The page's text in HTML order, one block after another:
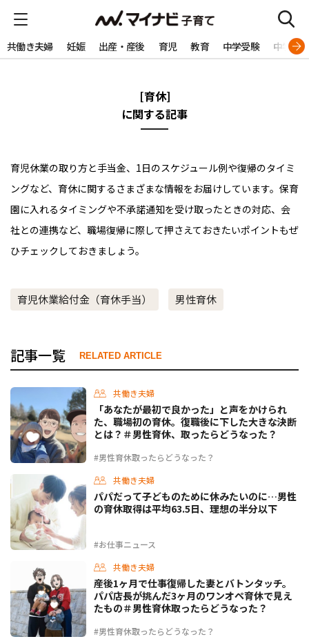
共働き夫婦 妊娠 出産・産後 育児 教育 中学受験 中学生
[育休]
に関する記事
育児休業の取り方と手当金、1日のスケジュール例や復帰のタイミ
ングなど、育休に関するさまざまな情報をお届けしています。保育
園に入れるタイミングや不承諾通知を受け取ったときの対応、会
社との連携など、職場復帰に際して押さえておきたいポイントもぜ
ひチェックしておきましょう。
育児休業給付金（育休手当） 男性育休
記事一覧 RELATED ARTICLE
共働き夫婦
#男性育休取ったらどうなった？
「あなたが最初で良かった」と声をかけられ
た、職場初の育休。復職後に下した大きな決断
とは？＃男性育休、取ったらどうなった？
共働き夫婦
#お仕事ニュース
パパだって子どものために休みたいのに…男性
の育休取得は平均63.5日、理想の半分以下
共働き夫婦
#男性育休取ったらどうなった？
産後1ヶ月で仕事復帰した妻とバトンタッチ。
パパ店長が挑んだ3ヶ月のワンオペ育休で見え
たもの＃男性育休取ったらどうなった？